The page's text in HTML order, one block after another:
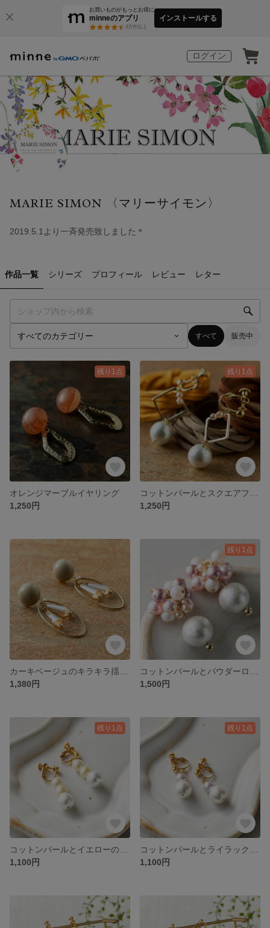
お買いものがもっとお得に
minneのアプリ
3万件以上
インストールする
ログイン
MARIE SIMON 〈マリーサイモン〉
2019.5.1より一斉発売致しました＊
作品一覧 シリーズ プロフィール レビュー レター
すべて 販売中
残り1点
オレンジマーブルイヤリング
1,250円
残り1点
1,250円
1,380円
残り1点
1,500円
残り1点
1,100円
残り1点
1,100円